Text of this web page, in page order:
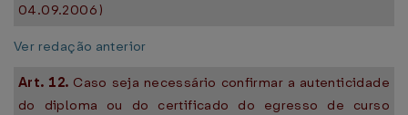
04.09.2006 )
Ver redação anterior
Art. 12. Caso seja necessário confirmar a autenticidade
do diploma ou do certificado do egresso de curso